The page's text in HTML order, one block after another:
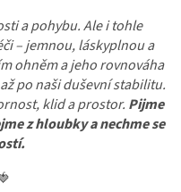
a pohybu. Ale i tohle
– jemnou, láskyplnou a
ohněm a jeho rovnováha
po naši duševní stabilitu.
klid a prostor. Pijme
z hloubky a nechme se